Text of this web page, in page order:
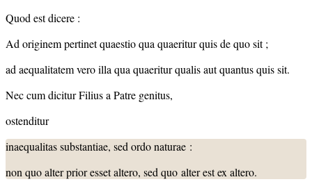
Quod est dicere :
Ad originem pertinet quaestio qua quaeritur quis de quo sit ;
ad aequalitatem vero illa qua quaeritur qualis aut quantus quis sit.
Nec cum dicitur Filius a Patre genitus,
ostenditur
inaequalitas substantiae, sed ordo naturae :
non quo alter prior esset altero, sed quo alter est ex altero.